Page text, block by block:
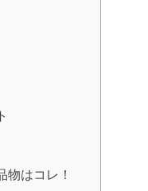
はコレ！